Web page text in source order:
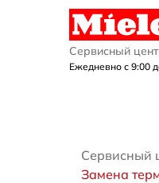
Сервисный
Ежедневно с 9:00
Сервисный
Замена